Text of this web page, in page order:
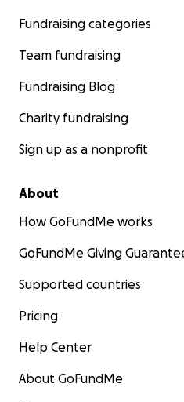
Fundraising categories
Team fundraising
Fundraising Blog
Charity fundraising
Sign up as a nonprofit
About
How GoFundMe works
GoFundMe Giving
Supported countries
Pricing
Help Center
About GoFundMe